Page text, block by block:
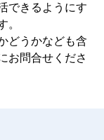
できるようにす
。
どうかなども含
お問合せくださ